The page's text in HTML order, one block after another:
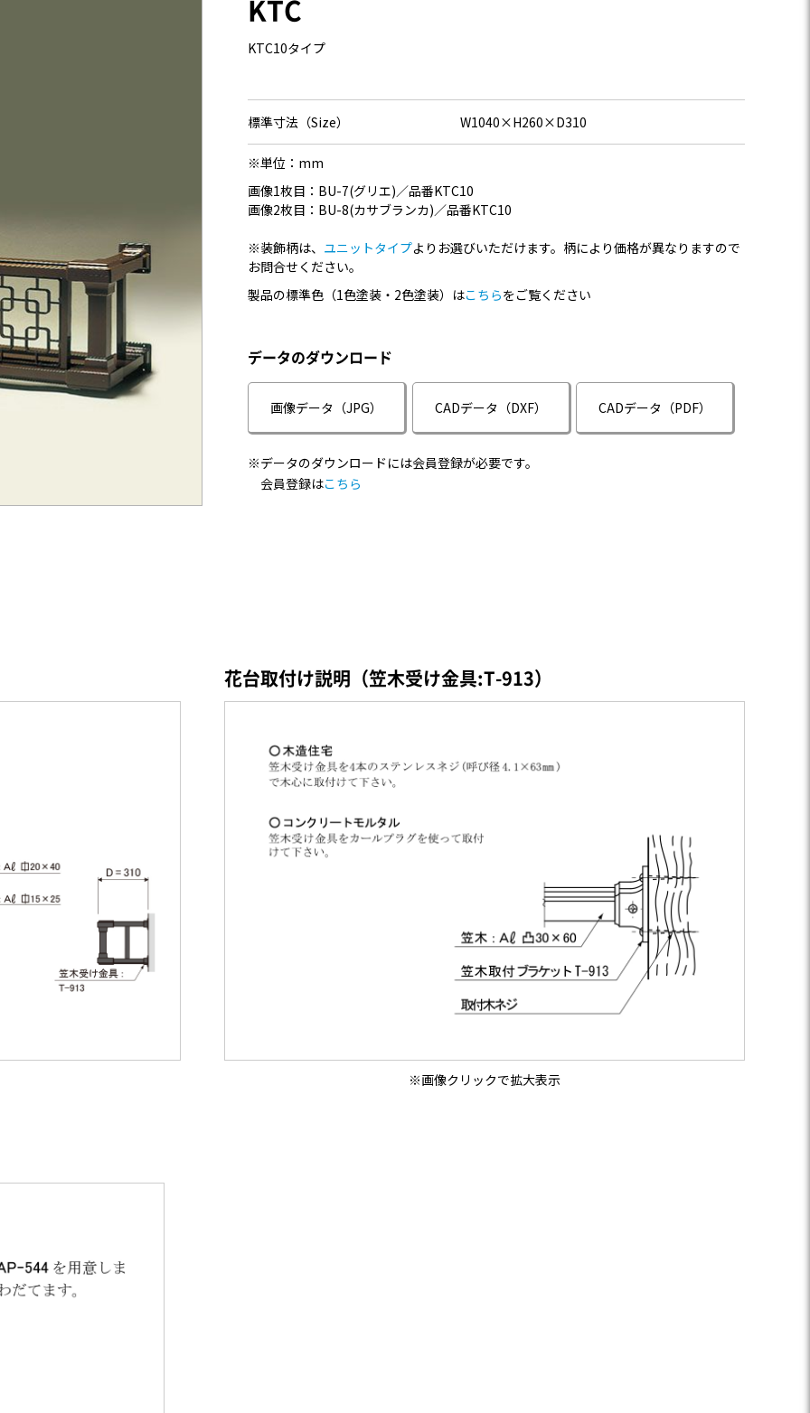
KTC
KTC10タイプ
標準寸法（Size） W1040×H260×D310
※単位：mm
画像1枚目：BU-7(グリエ)／品番KTC10
画像2枚目：BU-8(カサブランカ)／品番KTC10
※装飾柄は、 ユニットタイプよりお選びいただけます。柄により価格が異なりますので
お問合せください。
製品の標準色（1色塗装・2色塗装）はこちらをご覧ください
データのダウンロード
画像データ（JPG） CADデータ（DXF） CADデータ（PDF）
※データのダウンロードには会員登録が必要です。
会員登録はこちら
花台取付け説明（笠木受け金具:T-913）